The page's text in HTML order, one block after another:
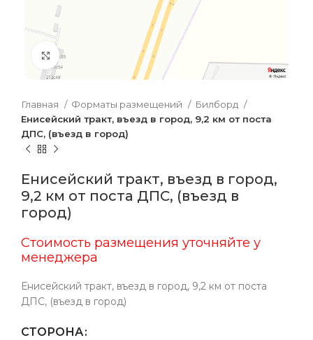
Увеличить
Главная Форматы размещений
Билборд
Енисейский тракт, въезд в город, 9,2 км от поста
ДПС, (въезд в город)
Енисейский тракт, въезд в город,
9,2 км от поста ДПС, (въезд в
город)
Стоимость размещения уточняйте у
менеджера
Енисейский тракт, въезд в город, 9,2 км от поста
ДПС, (въезд в город)
СТОРОНА